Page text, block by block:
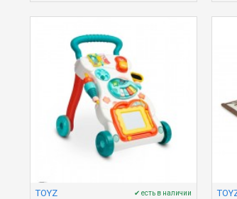
TOYZ ✔ есть в наличии